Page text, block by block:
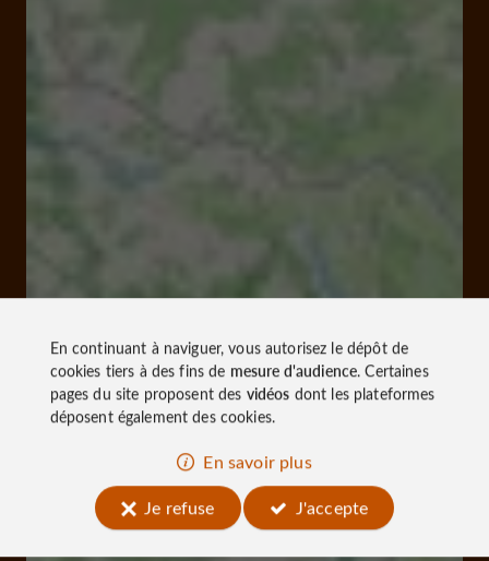
En continuant à naviguer, vous autorisez le dépôt de
cookies tiers à des fins de mesure d'audience. Certaines
pages du site proposent des vidéos dont les plateformes
déposent également des cookies.
En savoir plus
Je refuse
J'accepte